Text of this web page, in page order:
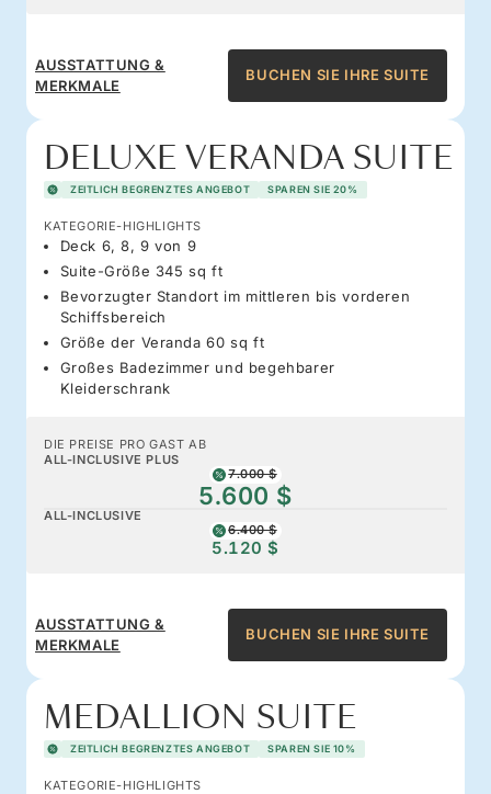
AUSSTATTUNG &
MERKMALE
BUCHEN SIE IHRE SUITE
DELUXE VERANDA SUITE
ZEITLICH BEGRENZTES ANGEBOT SPAREN SIE 20%
KATEGORIE-HIGHLIGHTS
Deck 6, 8, 9 von 9
Suite-Größe 345 sq ft
Bevorzugter Standort im mittleren bis vorderen
Schiffsbereich
Größe der Veranda 60 sq ft
Großes Badezimmer und begehbarer
Kleiderschrank
DIE PREISE PRO GAST AB
ALL-INCLUSIVE PLUS
7.000 $
5.600 $
ALL-INCLUSIVE
6.400 $
5.120 $
AUSSTATTUNG &
MERKMALE
BUCHEN SIE IHRE SUITE
MEDALLION SUITE
ZEITLICH BEGRENZTES ANGEBOT SPAREN SIE 10%
KATEGORIE-HIGHLIGHTS